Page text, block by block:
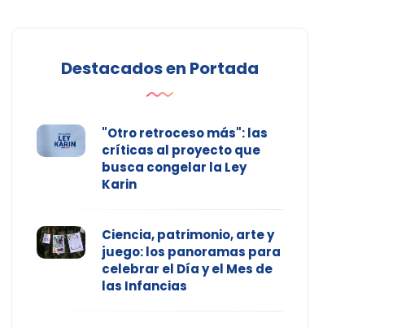
Destacados en Portada
"Otro retroceso más": las
críticas al proyecto que
busca congelar la Ley
Karin
Ciencia, patrimonio, arte y
juego: los panoramas para
celebrar el Día y el Mes de
las Infancias